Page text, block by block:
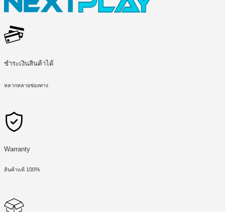
ชำระเงินสินค้าได้
หลากหลายช่องทาง
Warranty
สินค้าแท้ 100%